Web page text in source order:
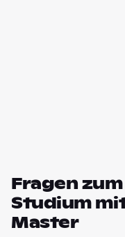
Fragen
Studium
Master